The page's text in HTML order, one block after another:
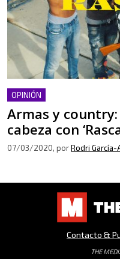
OPINIÓN
Armas y
cabeza con
07/03/2020, porRodri
Contacto &
THE